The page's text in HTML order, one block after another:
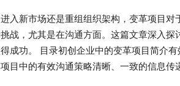
入新市场还是重组组织架构，变革项目
战，尤其是在沟通方面。这篇文章深入探
成功。 目录初创企业中的变革项目简介
目中的有效沟通策略清晰、一致的信息传